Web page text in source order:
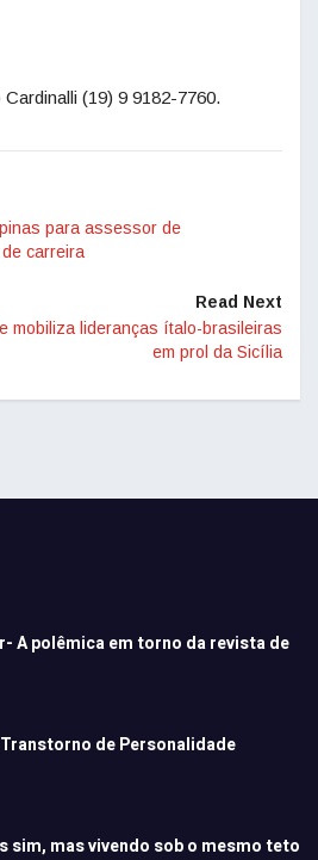
(19) 9 9182-7760.
para assessor de
carreira
Read Next
mobiliza lideranças ítalo-brasileiras
em prol da Sicília
A polêmica em torno da revista de
de Personalidade
sim, mas vivendo sob o mesmo teto